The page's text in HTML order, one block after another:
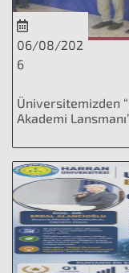
06/08/202
6
Üniversitemizden
Akademi